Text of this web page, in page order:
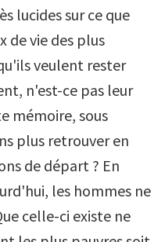
lucides sur ce que
de vie des plus
veulent rester
n'est-ce pas leur
mémoire, sous
plus retrouver en
de départ ? En
les hommes ne
celle-ci existe ne